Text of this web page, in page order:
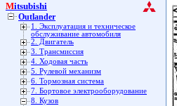
Mitsubishi
Outlander
1. Эксплуатация и техническое
обслуживание автомобиля
2. Двигатель
3. Трансмиссия
4. Ходовая часть
5. Рулевой механизм
6. Тормозная система
7. Бортовое электрооборудование
8. Кузов